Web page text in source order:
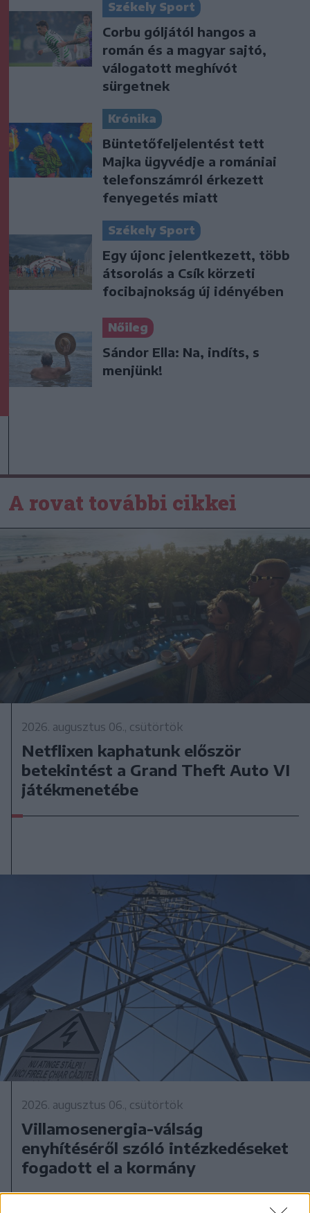
Székely Sport
Corbu góljától hangos a
román és a magyar sajtó,
válogatott meghívót
sürgetnek
Krónika
Büntetőfeljelentést tett
Majka ügyvédje a romániai
telefonszámról érkezett
fenyegetés miatt
Székely Sport
Egy újonc jelentkezett, több
átsorolás a Csík körzeti
focibajnokság új idényében
Nőileg
Sándor Ella: Na, indíts, s
menjünk!
A rovat további cikkei
2026. augusztus 06., csütörtök
Netflixen kaphatunk először
betekintést a Grand Theft Auto VI
játékmenetébe
2026. augusztus 06., csütörtök
Villamosenergia-válság
enyhítéséről szóló intézkedéseket
fogadott el a kormány